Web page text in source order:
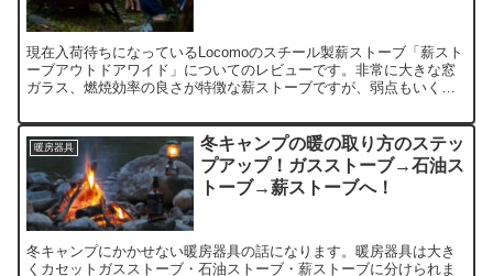
現在入荷待ちになっているLocomoのスチール製薪ストーブ「薪スト
ーブアウトドアワイド」についてのレビューです。非常に大きな窓
ガラス、燃焼効率の良さが特徴な薪ストーブですが、弱点もいくつ
暖房器具
冬キャンプの暖の取り方のステッ
プアップ！ガスストーブ→石油ス
トーブ→薪ストーブへ！
冬キャンプにかかせない暖房器具の話になります。暖房器具は大き
くカセットガスストーブ・石油ストーブ・薪ストーブに分けられま